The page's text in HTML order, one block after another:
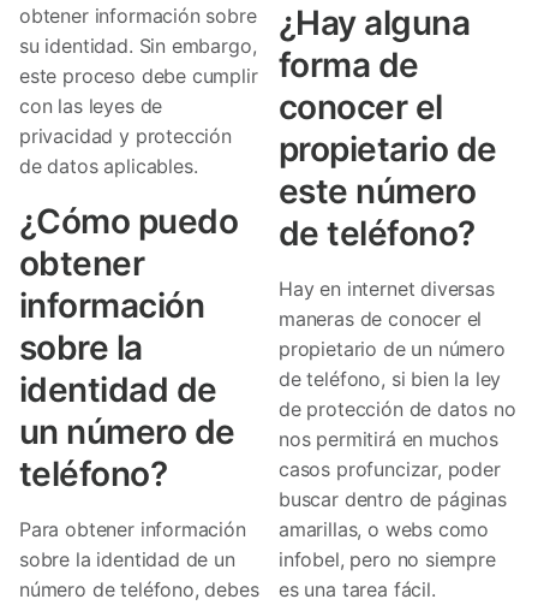
obtener información sobre
su identidad. Sin embargo,
este proceso debe cumplir
con las leyes de
privacidad y protección
de datos aplicables.
¿Cómo puedo
obtener
información
sobre la
identidad de
un número de
teléfono?
Para obtener información
sobre la identidad de un
número de teléfono, debes
¿Hay alguna
forma de
conocer el
propietario de
este número
de teléfono?
Hay en internet diversas
maneras de conocer el
propietario de un número
de teléfono, si bien la ley
de protección de datos no
nos permitirá en muchos
casos profuncizar, poder
buscar dentro de páginas
amarillas, o webs como
infobel, pero no siempre
es una tarea fácil.